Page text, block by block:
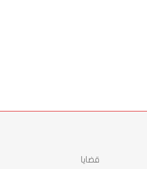
قضايا